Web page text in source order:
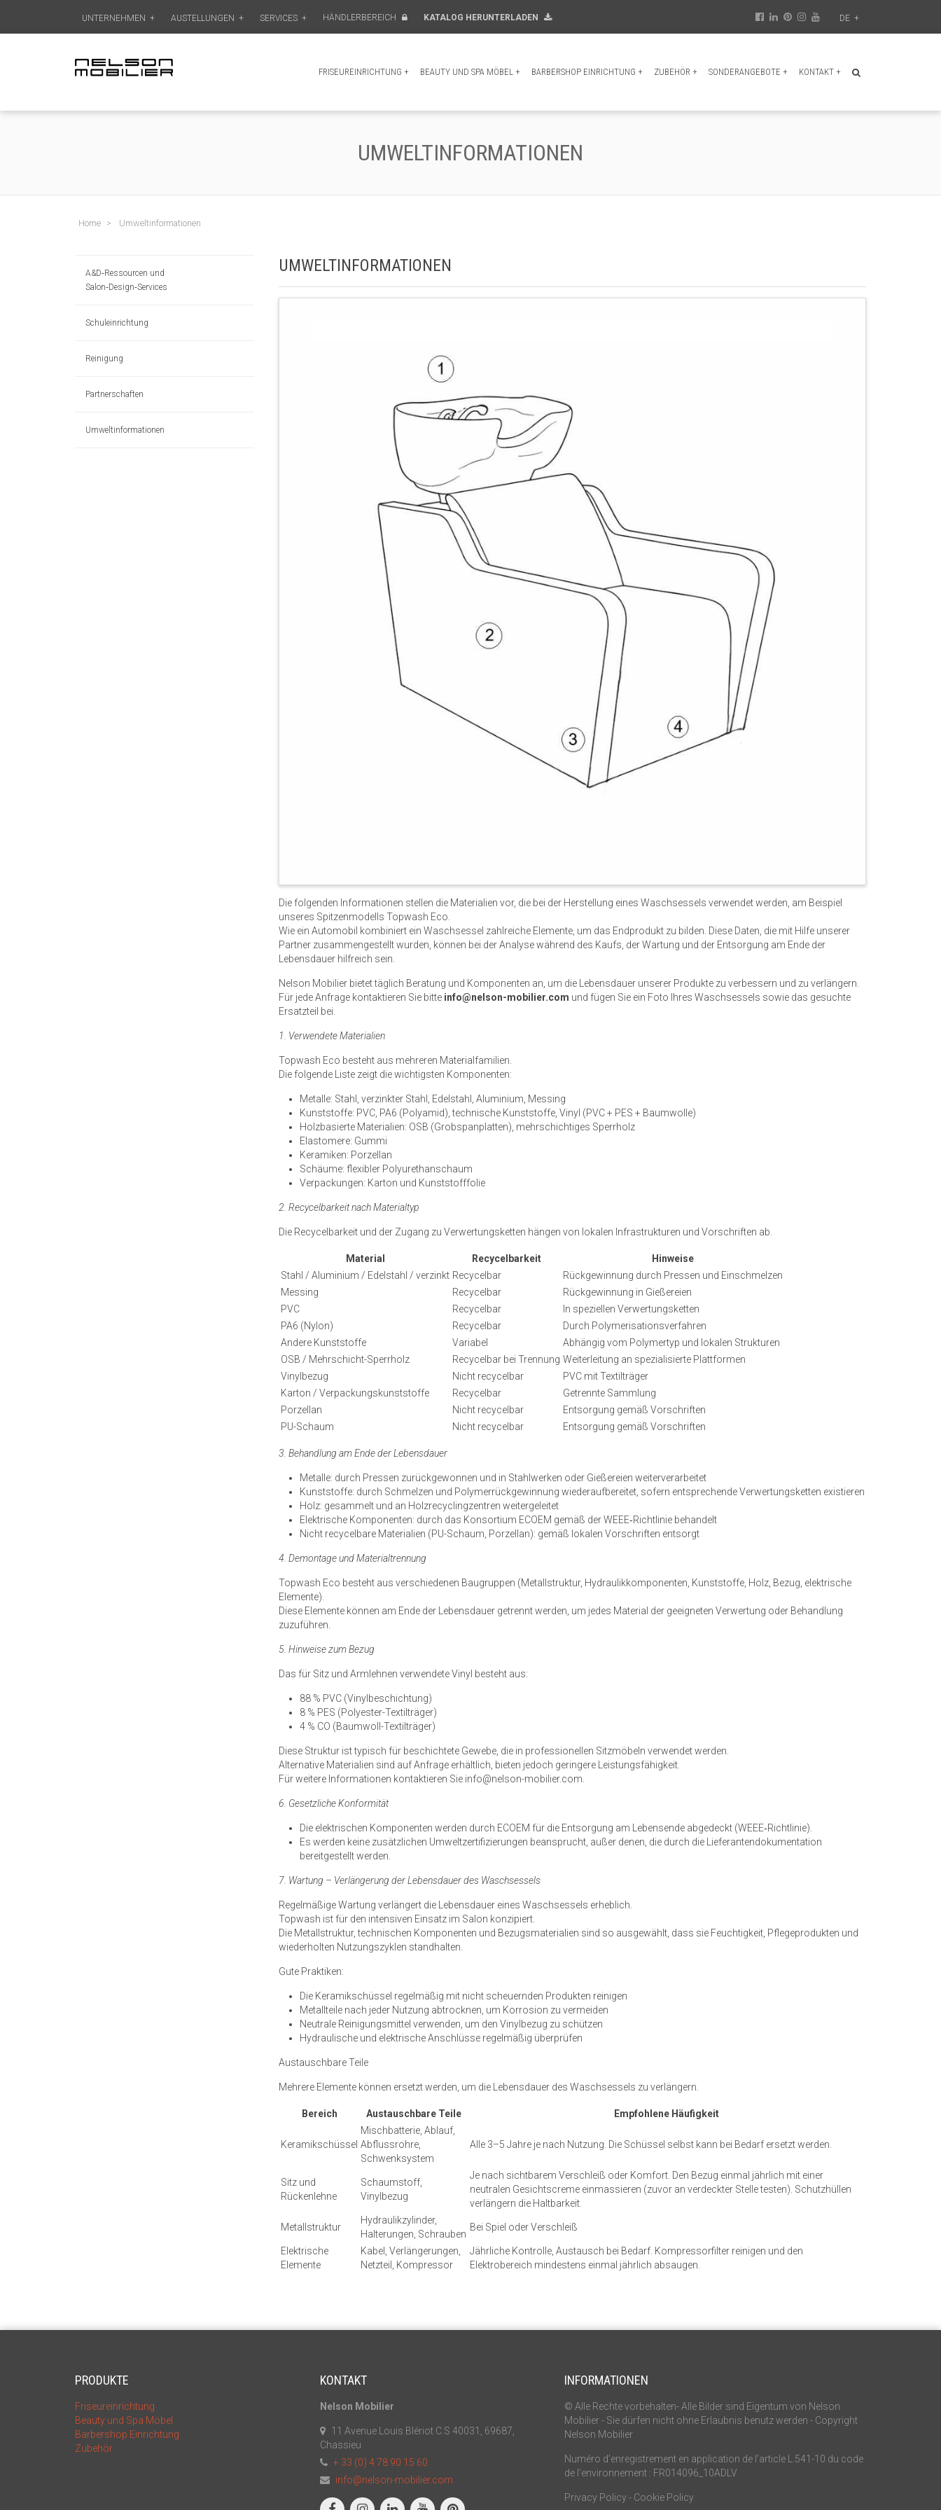
UNTERNEHMEN + AUSTELLUNGEN + SERVICES + HÄNDLERBEREICH KATALOG HERUNTERLADEN DE +
FRISEUREINRICHTUNG + BEAUTY UND SPA MÖBEL + BARBERSHOP EINRICHTUNG + ZUBEHÖR + SONDERANGEBOTE + KONTAKT +
UMWELTINFORMATIONEN
Home Umweltinformationen
A&D‑Ressourcen und
Salon‑Design‑Services
Schuleinrichtung
Reinigung
Partnerschaften
Umweltinformationen
UMWELTINFORMATIONEN
Die folgenden Informationen stellen die Materialien vor, die bei der Herstellung eines Waschsessels verwendet werden, am Beispiel
unseres Spitzenmodells Topwash Eco.
Wie ein Automobil kombiniert ein Waschsessel zahlreiche Elemente, um das Endprodukt zu bilden. Diese Daten, die mit Hilfe unserer
Partner zusammengestellt wurden, können bei der Analyse während des Kaufs, der Wartung und der Entsorgung am Ende der
Lebensdauer hilfreich sein.
Nelson Mobilier bietet täglich Beratung und Komponenten an, um die Lebensdauer unserer Produkte zu verbessern und zu verlängern.
Für jede Anfrage kontaktieren Sie bitte info@nelson-mobilier.com und fügen Sie ein Foto Ihres Waschsessels sowie das gesuchte
Ersatzteil bei.
1. Verwendete Materialien
Topwash Eco besteht aus mehreren Materialfamilien.
Die folgende Liste zeigt die wichtigsten Komponenten:
Metalle: Stahl, verzinkter Stahl, Edelstahl, Aluminium, Messing
Kunststoffe: PVC, PA6 (Polyamid), technische Kunststoffe, Vinyl (PVC + PES + Baumwolle)
Holzbasierte Materialien: OSB (Grobspanplatten), mehrschichtiges Sperrholz
Elastomere: Gummi
Keramiken: Porzellan
Schäume: flexibler Polyurethanschaum
Verpackungen: Karton und Kunststofffolie
2. Recycelbarkeit nach Materialtyp
Die Recycelbarkeit und der Zugang zu Verwertungsketten hängen von lokalen Infrastrukturen und Vorschriften ab.
Material Recycelbarkeit
Hinweise
Stahl / Aluminium / Edelstahl / verzinkt Recycelbar
Rückgewinnung durch Pressen und Einschmelzen
Messing
Recycelbar
Rückgewinnung in Gießereien
PVC
Recycelbar
In speziellen Verwertungsketten
PA6 (Nylon)
Recycelbar
Durch Polymerisationsverfahren
Andere Kunststoffe
Variabel
Abhängig vom Polymertyp und lokalen Strukturen
OSB / Mehrschicht-Sperrholz
Recycelbar bei Trennung Weiterleitung an spezialisierte Plattformen
Vinylbezug
Nicht recycelbar
PVC mit Textilträger
Karton / Verpackungskunststoffe
Recycelbar
Getrennte Sammlung
Porzellan
Nicht recycelbar
Entsorgung gemäß Vorschriften
PU-Schaum
Nicht recycelbar Entsorgung gemäß Vorschriften
3. Behandlung am Ende der Lebensdauer
Metalle: durch Pressen zurückgewonnen und in Stahlwerken oder Gießereien weiterverarbeitet
Kunststoffe: durch Schmelzen und Polymerrückgewinnung wiederaufbereitet, sofern entsprechende Verwertungsketten existieren
Holz: gesammelt und an Holzrecyclingzentren weitergeleitet
Elektrische Komponenten: durch das Konsortium ECOEM gemäß der WEEE‑Richtlinie behandelt
Nicht recycelbare Materialien (PU-Schaum, Porzellan): gemäß lokalen Vorschriften entsorgt
4. Demontage und Materialtrennung
Topwash Eco besteht aus verschiedenen Baugruppen (Metallstruktur, Hydraulikkomponenten, Kunststoffe, Holz, Bezug, elektrische
Elemente).
Diese Elemente können am Ende der Lebensdauer getrennt werden, um jedes Material der geeigneten Verwertung oder Behandlung
zuzuführen.
5. Hinweise zum Bezug
Das für Sitz und Armlehnen verwendete Vinyl besteht aus:
88 % PVC (Vinylbeschichtung)
8 % PES (Polyester-Textilträger)
4 % CO (Baumwoll-Textilträger)
Diese Struktur ist typisch für beschichtete Gewebe, die in professionellen Sitzmöbeln verwendet werden.
Alternative Materialien sind auf Anfrage erhältlich, bieten jedoch geringere Leistungsfähigkeit.
Für weitere Informationen kontaktieren Sie info@nelson-mobilier.com.
6. Gesetzliche Konformität
Die elektrischen Komponenten werden durch ECOEM für die Entsorgung am Lebensende abgedeckt (WEEE‑Richtlinie).
Es werden keine zusätzlichen Umweltzertifizierungen beansprucht, außer denen, die durch die Lieferantendokumentation
bereitgestellt werden.
7. Wartung – Verlängerung der Lebensdauer des Waschsessels
Regelmäßige Wartung verlängert die Lebensdauer eines Waschsessels erheblich.
Topwash ist für den intensiven Einsatz im Salon konzipiert.
Die Metallstruktur, technischen Komponenten und Bezugsmaterialien sind so ausgewählt, dass sie Feuchtigkeit, Pflegeprodukten und
wiederholten Nutzungszyklen standhalten.
Gute Praktiken:
Die Keramikschüssel regelmäßig mit nicht scheuernden Produkten reinigen
Metallteile nach jeder Nutzung abtrocknen, um Korrosion zu vermeiden
Neutrale Reinigungsmittel verwenden, um den Vinylbezug zu schützen
Hydraulische und elektrische Anschlüsse regelmäßig überprüfen
Austauschbare Teile
Mehrere Elemente können ersetzt werden, um die Lebensdauer des Waschsessels zu verlängern.
Bereich Austauschbare Teile Empfohlene Häufigkeit
Keramikschüssel
Mischbatterie, Ablauf,
Abflussrohre,
Schwenksystem
Alle 3–5 Jahre je nach Nutzung. Die Schüssel selbst kann bei Bedarf ersetzt werden.
Sitz und
Rückenlehne
Schaumstoff,
Vinylbezug
Je nach sichtbarem Verschleiß oder Komfort. Den Bezug einmal jährlich mit einer
neutralen Gesichtscreme einmassieren (zuvor an verdeckter Stelle testen). Schutzhüllen
verlängern die Haltbarkeit.
Metallstruktur
Hydraulikzylinder,
Halterungen, Schrauben
Bei Spiel oder Verschleiß
Elektrische
Elemente
Kabel, Verlängerungen,
Netzteil, Kompressor
Jährliche Kontrolle, Austausch bei Bedarf. Kompressorfilter reinigen und den
Elektrobereich mindestens einmal jährlich absaugen.
PRODUKTE
Friseureinrichtung
Beauty und Spa Möbel
Barbershop Einrichtung
Zubehör
KONTAKT
Nelson Mobilier
11 Avenue Louis Blériot C.S 40031, 69687,
Chassieu
+ 33 (0) 4 78 90 15 60
info@nelson-mobilier.com
INFORMATIONEN
© Alle Rechte vorbehalten- Alle Bilder sind Eigentum von Nelson
Mobilier - Sie dürfen nicht ohne Erlaubnis benutz werden - Copyright
Nelson Mobilier
Numéro d’enregistrement en application de l’article L.541-10 du code
de l’environnement : FR014096_10ADLV
Privacy Policy- Cookie Policy